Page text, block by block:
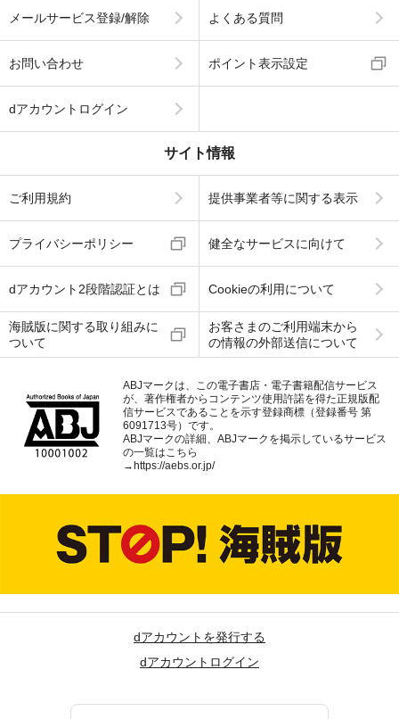
メールサービス登録/解除 よくある質問
お問い合わせ ポイント表示設定
dアカウントログイン
サイト情報
ご利用規約 提供事業者等に関する表示
プライバシーポリシー 健全なサービスに向けて
dアカウント2段階認証とは Cookieの利用について
海賊版に関する取り組みに
ついて
お客さまのご利用端末から
の情報の外部送信について
ABJマークは、この電子書店・電子書籍配信サービス
が、著作権者からコンテンツ使用許諾を得た正規版配
信サービスであることを示す登録商標（登録番号 第
6091713号）です。
ABJマークの詳細、ABJマークを掲示しているサービス
の一覧はこちら
→ https://aebs.or.jp/
dアカウントを発行する
dアカウントログイン